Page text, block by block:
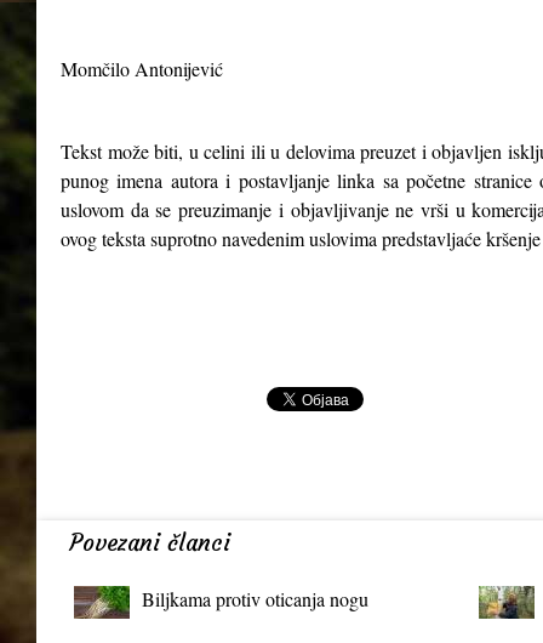
Momčilo Antonijević
Tekst može biti, u celini ili u delovima preuzet i objavljen
punog imena autora i postavljanje linka sa početne
uslovom da se preuzimanje i objavljivanje ne vrši u
ovog teksta suprotno navedenim uslovima predstavljaće
Povezani članci
Biljkama protiv oticanja nogu